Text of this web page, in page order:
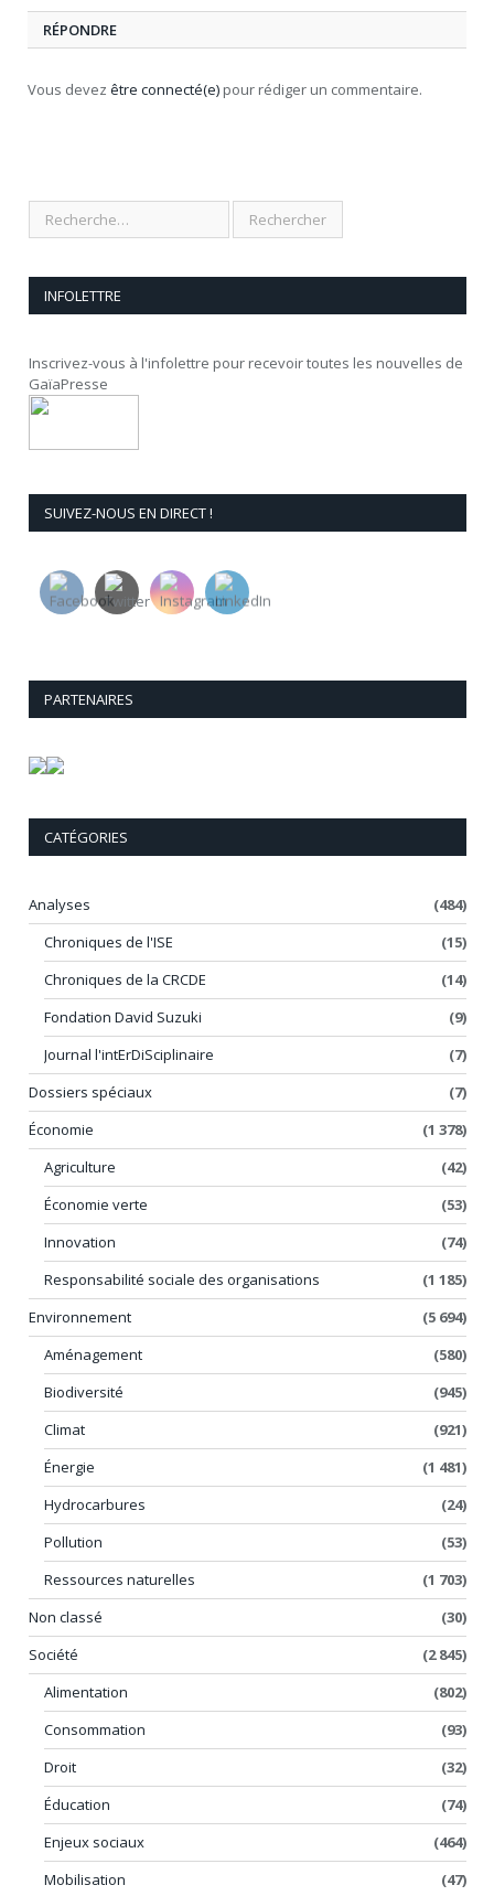
RÉPONDRE
Vous devez être connecté(e) pour rédiger un commentaire.
INFOLETTRE
Inscrivez-vous à l'infolettre pour recevoir toutes les nouvelles de
GaïaPresse
SUIVEZ-NOUS EN DIRECT !
PARTENAIRES
CATÉGORIES
Analyses
(484)
Chroniques de l'ISE
(15)
Chroniques de la CRCDE
(14)
Fondation David Suzuki
(9)
Journal l'intErDiSciplinaire
(7)
Dossiers spéciaux
(7)
Économie
(1 378)
Agriculture
(42)
Économie verte
(53)
Innovation
(74)
Responsabilité sociale des organisations
(1 185)
Environnement
(5 694)
Aménagement
(580)
Biodiversité
(945)
Climat
(921)
Énergie
(1 481)
Hydrocarbures
(24)
Pollution
(53)
Ressources naturelles
(1 703)
Non classé
(30)
Société
(2 845)
Alimentation
(802)
Consommation
(93)
Droit
(32)
Éducation
(74)
Enjeux sociaux
(464)
Mobilisation
(47)